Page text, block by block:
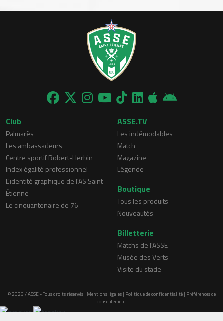
Club
Palmarès
Les ambassadeurs
Centre sportif Robert-Herbin
Index égalité professionnel
L'identité graphique de l'AS Saint-
Étienne
Le cinquantenaire de 76
ASSE.TV
Les indémodables
Match
Magazine
Légende
Boutique
Tous les produits
Nouveautés
Billetterie
Matchs de l'ASSE
Musée des Verts
Visite du stade
© 2026 / ASSE - Tous droits réservés | Mentions légales| Politique de confidentialité| Préférences de
consentement